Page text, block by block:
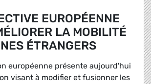
EUROPÉENNE
LA MOBILITÉ
ÉTRANGERS
européenne présente aujourd'hui
visant à modifier et fusionner les